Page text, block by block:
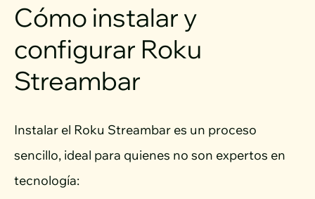
Cómo instalar y
configurar Roku
Streambar
Instalar el Roku Streambar es un proceso
sencillo, ideal para quienes no son expertos en
tecnología: